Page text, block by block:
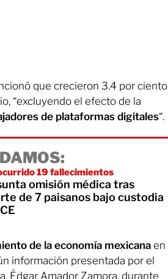
que crecieron 3.4 por ciento
“excluyendo el efecto de la
de plataformas digitales“.
19 fallecimientos
omisión médica tras
de 7 paisanos bajo custodia
de la economía mexicana en
información presentada por el
Édgar Amador Zamora, durante